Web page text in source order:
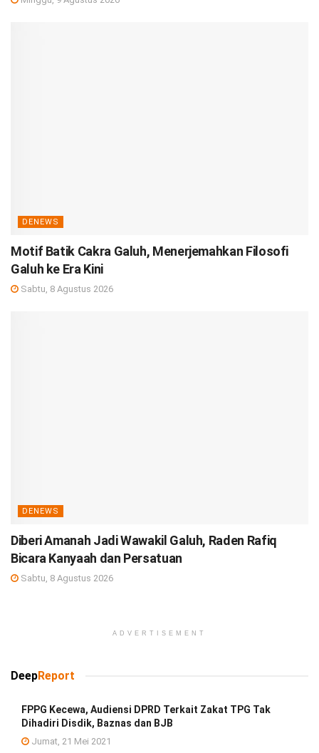
DENEWS
Motif Batik Cakra Galuh, Menerjemahkan Filosofi
Galuh ke Era Kini
Sabtu, 8 Agustus 2026
DENEWS
Diberi Amanah Jadi Wawakil Galuh, Raden Rafiq
Bicara Kanyaah dan Persatuan
Sabtu, 8 Agustus 2026
ADVERTISEMENT
DeepReport
FPPG Kecewa, Audiensi DPRD Terkait Zakat TPG Tak
Dihadiri Disdik, Baznas dan BJB
Jumat, 21 Mei 2021